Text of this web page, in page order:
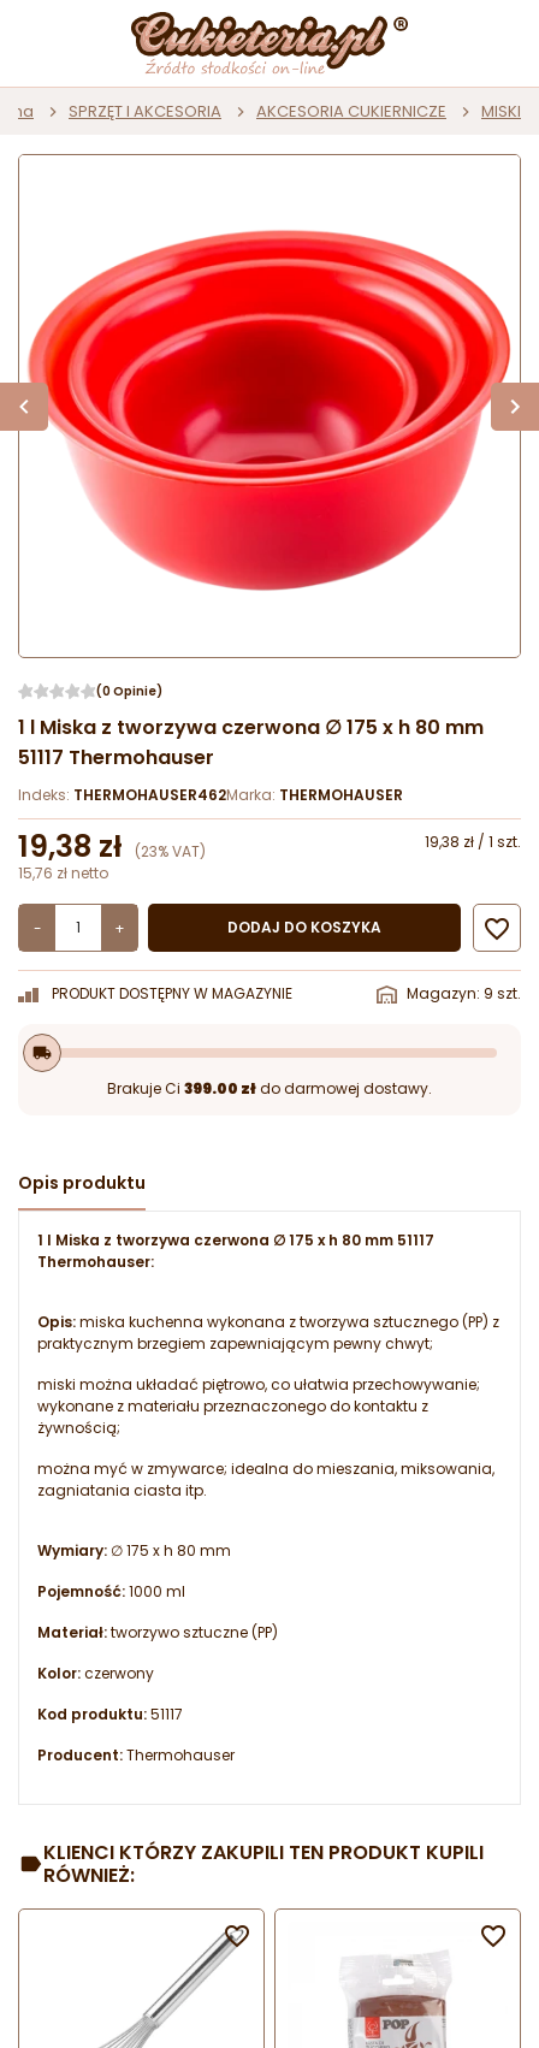
SPRZĘT I AKCESORIA AKCESORIA CUKIERNICZE MISKI
(0 Opinie)
1 l Miska z tworzywa czerwona ∅ 175 x h 80 mm
51117 Thermohauser
Indeks: THERMOHAUSER462Marka: THERMOHAUSER
19,38 zł (23% VAT)
19,38 zł / 1 szt.
15,76 zł netto
- + DODAJ DO KOSZYKA 
PRODUKT DOSTĘPNY W MAGAZYNIE Magazyn: 9 szt.
local_shipping
Brakuje Ci 399.00 złdo darmowej dostawy.
Opis produktu
1 l Miska z tworzywa czerwona ∅ 175 x h 80 mm 51117
Thermohauser:
Opis:miska kuchenna wykonana z tworzywa sztucznego (PP) z
praktycznym brzegiem zapewniającym pewny chwyt;
miski można układać piętrowo, co ułatwia przechowywanie;
wykonane z materiału przeznaczonego do kontaktu z
żywnością;
można myć w zmywarce; idealna do mieszania, miksowania,
zagniatania ciasta itp.
Wymiary: ∅ 175 x h 80 mm
Pojemność:1000 ml
Materiał:tworzywo sztuczne (PP)
Kolor:czerwony
Kod produktu:51117
Producent:Thermohauser
KLIENCI KTÓRZY ZAKUPILI TEN PRODUKT KUPILI
RÓWNIEŻ:
 